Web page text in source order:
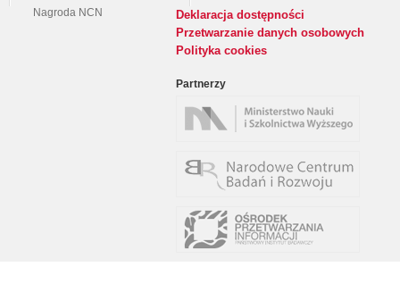
Nagroda NCN
Deklaracja dostępności
Przetwarzanie danych osobowych
Polityka cookies
Partnerzy